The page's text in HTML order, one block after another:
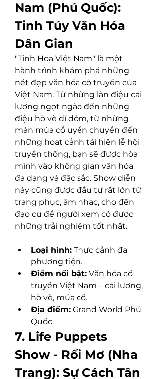
Nam (Phú Quốc):
Tinh Túy Văn Hóa
Dân Gian
"Tinh Hoa Việt Nam" là một
hành trình khám phá những
nét đẹp văn hóa cổ truyền của
Việt Nam. Từ những làn điệu cải
lương ngọt ngào đến những
điệu hò vè dí dỏm, từ những
màn múa cổ uyển chuyển đến
những hoạt cảnh tái hiện lễ hội
truyền thống, bạn sẽ được hòa
mình vào không gian văn hóa
đa dạng và đặc sắc. Show diễn
này cũng được đầu tư rất lớn từ
trang phục, âm nhạc, cho đến
đạo cụ để người xem có được
những trải nghiệm tốt nhất.
Loại hình: Thực cảnh đa
phương tiện.
Điểm nổi bật: Văn hóa cổ
truyền Việt Nam – cải lương,
hò vè, múa cổ.
Địa điểm: Grand World Phú
Quốc.
7. Life Puppets
Show - Rối Mơ (Nha
Trang): Sự Cách Tân